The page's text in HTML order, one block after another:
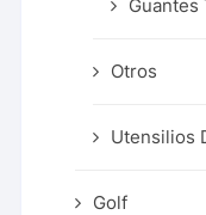
Guantes
Otros
Utensilios
Golf